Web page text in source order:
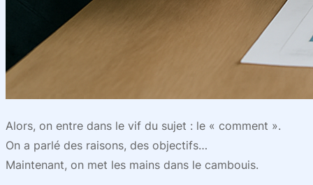
Alors, on entre dans le vif du sujet : le « comment ».
On a parlé des raisons, des objectifs…
Maintenant, on met les mains dans le cambouis.